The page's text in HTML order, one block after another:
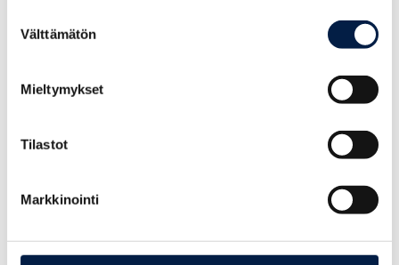
valinta
Välttämätön
Mieltymykset
Tilastot
Markkinointi
Denna artikel har tagits fram inom ramen för
3.0 för hållbar turism.
Annika Weckman
+358 503084388